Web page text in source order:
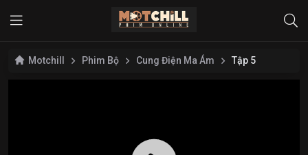
Motchill Phim Bộ Cung Điện Ma Ám Tập 5